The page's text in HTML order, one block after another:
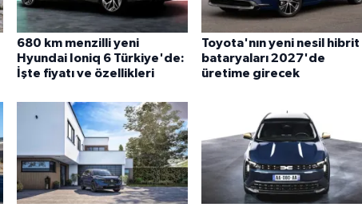
680 km menzilli yeni
Hyundai Ioniq 6 Türkiye'de:
İşte fiyatı ve özellikleri
Toyota'nın yeni nesil hibrit
bataryaları 2027'de
üretime girecek